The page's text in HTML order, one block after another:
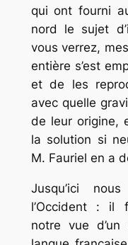
qui ont fourni
nord le sujet
vous verrez,
entière s’est
et de les
avec quelle
de leur origine,
la solution si
M. Fauriel en a
Jusqu’ici
l’Occident : il
notre vue